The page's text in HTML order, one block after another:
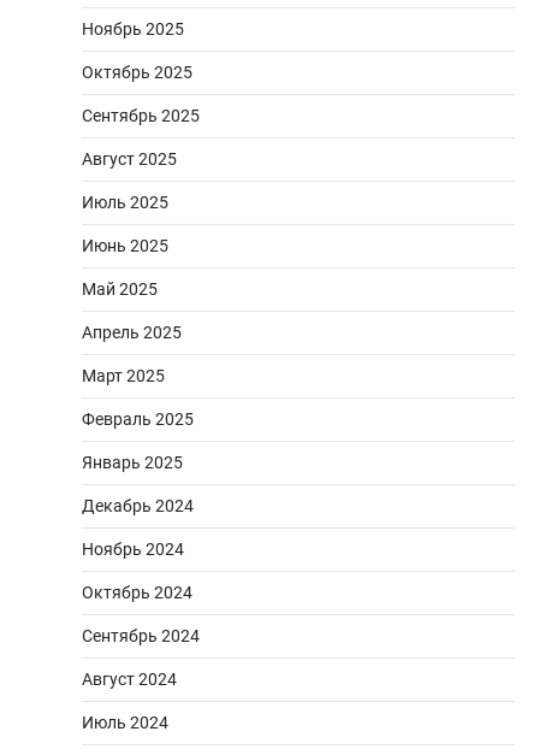
Ноябрь 2025
Октябрь 2025
Сентябрь 2025
Август 2025
Июль 2025
Июнь 2025
Май 2025
Апрель 2025
Март 2025
Февраль 2025
Январь 2025
Декабрь 2024
Ноябрь 2024
Октябрь 2024
Сентябрь 2024
Август 2024
Июль 2024